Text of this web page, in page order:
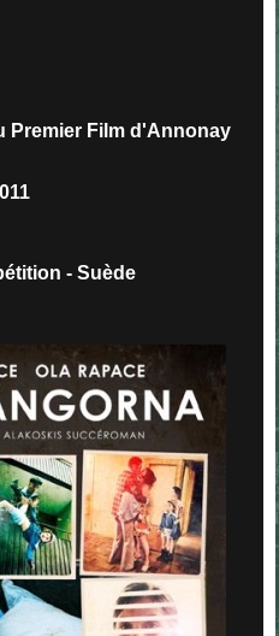
Premier Film d'Annonay
- Suède